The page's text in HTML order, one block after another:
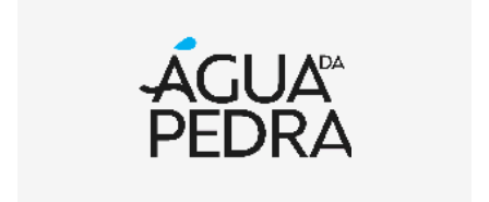
Programação do evento: